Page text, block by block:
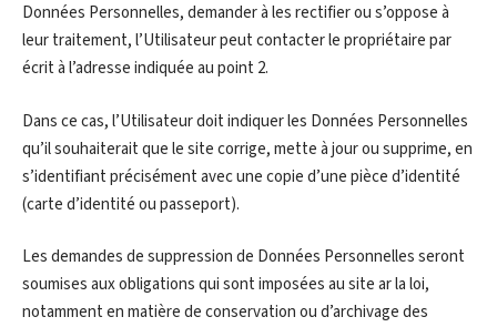
Données Personnelles, demander à les rectifier ou s’oppose à
leur traitement, l’Utilisateur peut contacter le propriétaire par
écrit à l’adresse indiquée au point 2.
Dans ce cas, l’Utilisateur doit indiquer les Données Personnelles
qu’il souhaiterait que le site corrige, mette à jour ou supprime, en
s’identifiant précisément avec une copie d’une pièce d’identité
(carte d’identité ou passeport).
Les demandes de suppression de Données Personnelles seront
soumises aux obligations qui sont imposées au site ar la loi,
notamment en matière de conservation ou d’archivage des